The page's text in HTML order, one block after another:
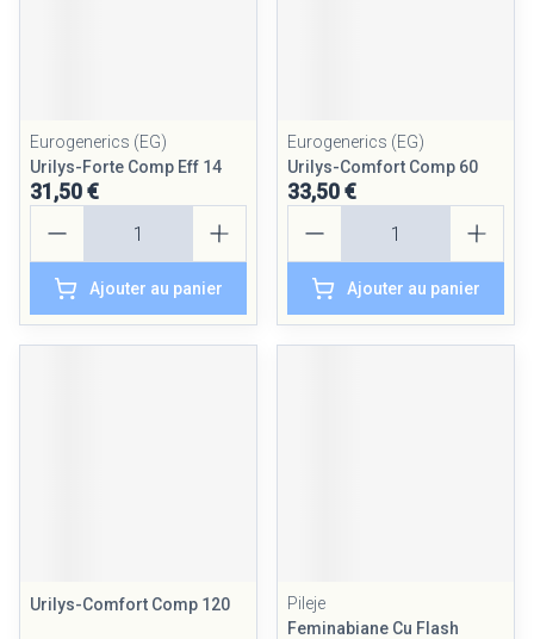
Eurogenerics (EG)
Urilys-Forte Comp Eff 14
31,50 €
Ajouter au panier
Eurogenerics (EG)
Urilys-Comfort Comp 60
33,50 €
Ajouter au panier
Urilys-Comfort Comp 120
Pileje
Feminabiane Cu Flash